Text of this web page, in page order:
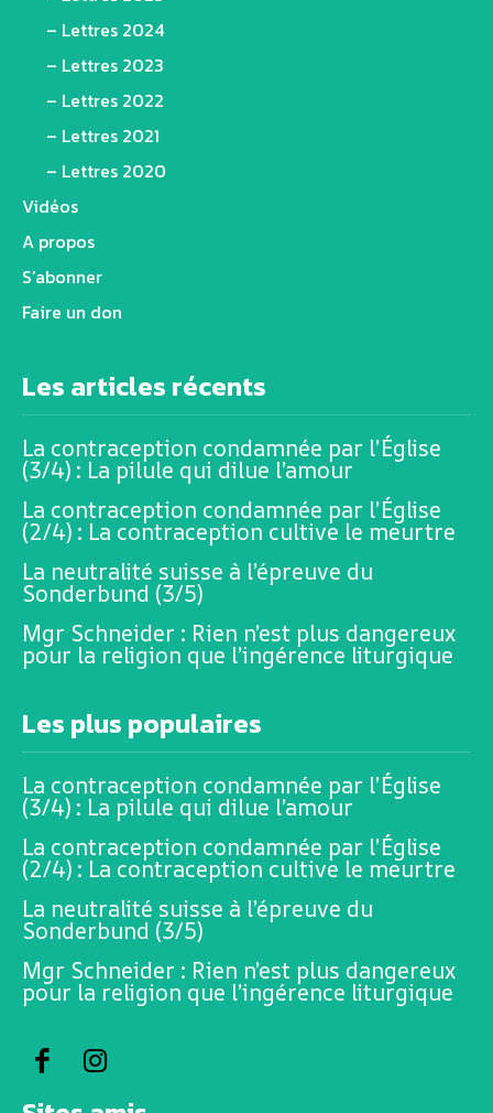
– Lettres 2024
– Lettres 2023
– Lettres 2022
– Lettres 2021
– Lettres 2020
Vidéos
A propos
S’abonner
Faire un don
Les articles récents
La contraception condamnée par l’Église
(3/4) : La pilule qui dilue l’amour
La contraception condamnée par l’Église
(2/4) : La contraception cultive le meurtre
La neutralité suisse à l’épreuve du
Sonderbund (3/5)
Mgr Schneider : Rien n’est plus dangereux
pour la religion que l’ingérence liturgique
Les plus populaires
La contraception condamnée par l’Église
(3/4) : La pilule qui dilue l’amour
La contraception condamnée par l’Église
(2/4) : La contraception cultive le meurtre
La neutralité suisse à l’épreuve du
Sonderbund (3/5)
Mgr Schneider : Rien n’est plus dangereux
pour la religion que l’ingérence liturgique